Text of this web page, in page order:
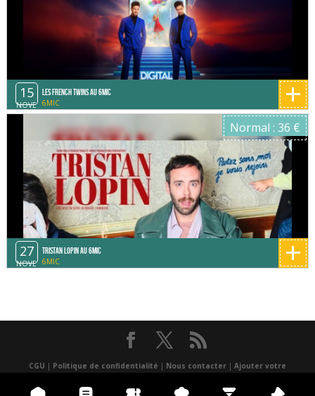
15
NOVE
Les French Twins au 6mic
6MIC +
Normal : 36 €
27
NOVE
TRISTAN LOPIN au 6MIC
6MIC +
CGU | Politique de confidentialité | Nous contacter| Ajouter votre
événement
un lieu| Réalisé par Atlantis multimédia Application